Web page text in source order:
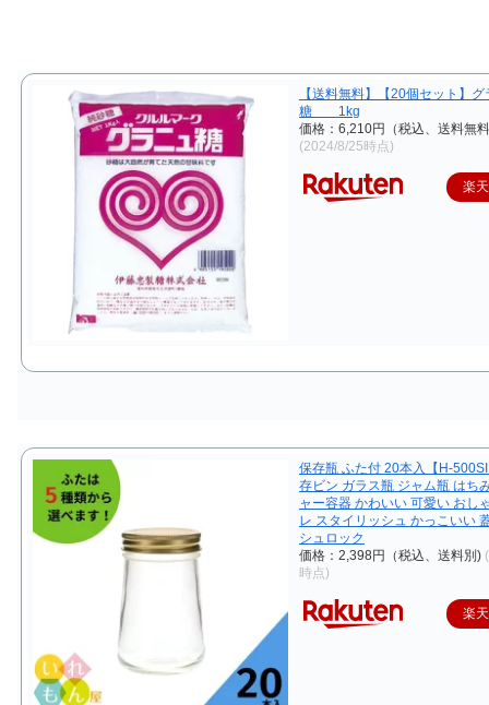
【送料無料】【20個セット】
糖 1kg
価格：6,210円（税込、送料無
(2024/8/25時点)
楽
保存瓶 ふた付 20本入【H-
存ビン ガラス瓶 ジャム瓶 はち
ャー容器 かわいい 可愛い おし
レ スタイリッシュ かっこいい
シュロック
価格：2,398円（税込、送料別)
時点)
楽